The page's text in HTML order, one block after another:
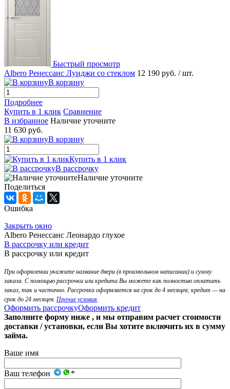
Быстрый просмотр
Albero Ренессанс Луиджи со стеклом 12 190 руб. / шт.
В корзину
Подробнее
Купить в 1 клик Сравнение
В избранное Наличие уточните
11 630 руб.
В корзину
Купить в 1 клик
В рассрочку
Наличие уточните
Поделиться
Ошибка
Закрыть окно
Albero Ренессанс Леонардо глухое
В рассрочку или кредит
В рассрочку или кредит
При оформлении укажите название двери (в произвольном написании) и сумму
заказа. С помощью рассрочки или кредита Вы можете как полностью оплатить
заказ, так и частично. Рассрочка оформляется на срок до 4 месяцев; кредит — на
срок до 24 месяцев. Прочие условия
Оформить рассрочкуОформить кредит
Заполните форму ниже , и мы отправим расчет стоимости
доставки / установки, если Вы хотите включить их в сумму
займа.
Ваше имя
Ваш телефон *